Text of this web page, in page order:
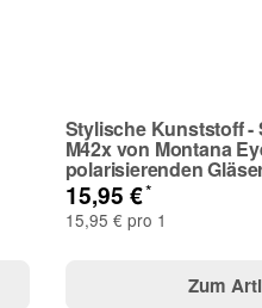
Stylische Kunststoff -
M42x von Montana
polarisierenden
15,95 €*
15,95 € pro 1
Zum